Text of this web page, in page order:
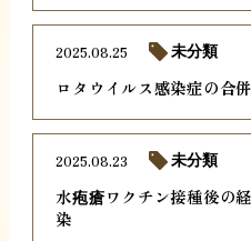
ロタウイルス感染症の合
2025.08.25 未分類
水疱瘡ワクチン接種後の
染
2025.08.23 未分類